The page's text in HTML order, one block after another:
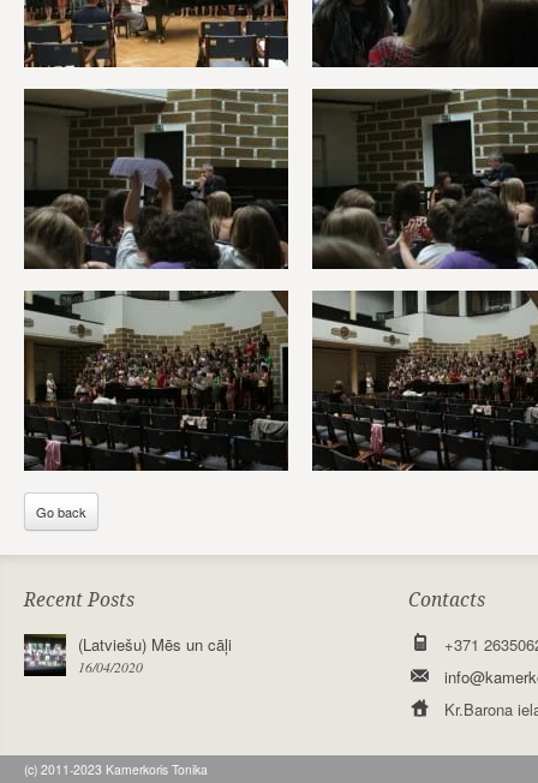
Go back
Recent Posts
(Latviešu) Mēs un cāļi
16/04/2020
Contacts
+371
Kr.Barona
(c) 2011-2023 Kamerkoris Tonika